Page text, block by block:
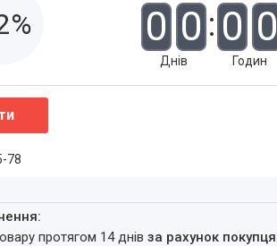
0 0
Днів
0 0
Годин
78
протягом 14 днів за рахунок покупця